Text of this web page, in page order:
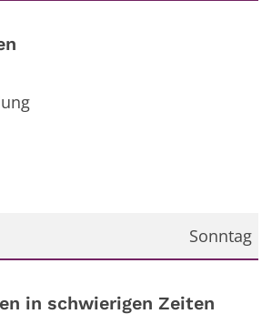
2026
Sonntag
2026
in schwierigen Zeiten